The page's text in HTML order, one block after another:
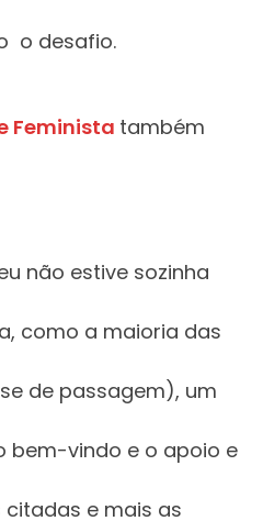
o desafio.
Feminista também
não estive sozinha
como a maioria das
de passagem), um
bem-vindo e o apoio e
e mais as